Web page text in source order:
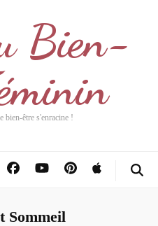
Bien-
bien-être s'enracine !
Sommeil